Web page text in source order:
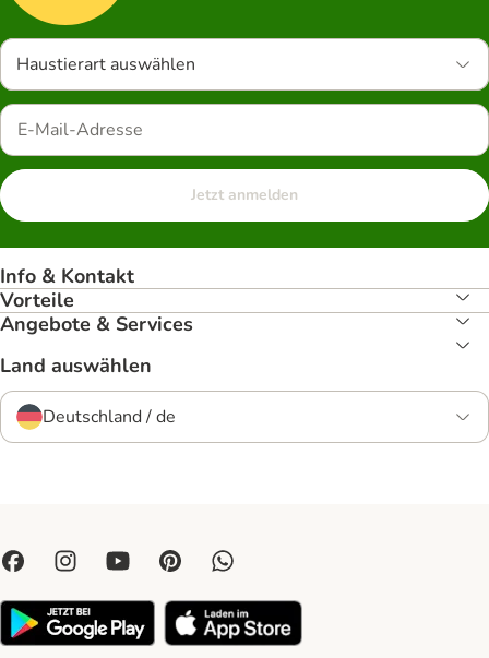
Haustierart auswählen
Jetzt anmelden
Info & Kontakt
Vorteile
Angebote & Services
Land auswählen
Deutschland / de